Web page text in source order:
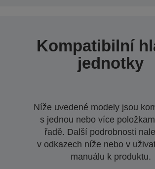
Kompatibilní
jednotky
Níže uvedené modely jsou
s jednou nebo více
řadě. Další podrobnosti
v odkazech níže nebo v
manuálu k produktu.